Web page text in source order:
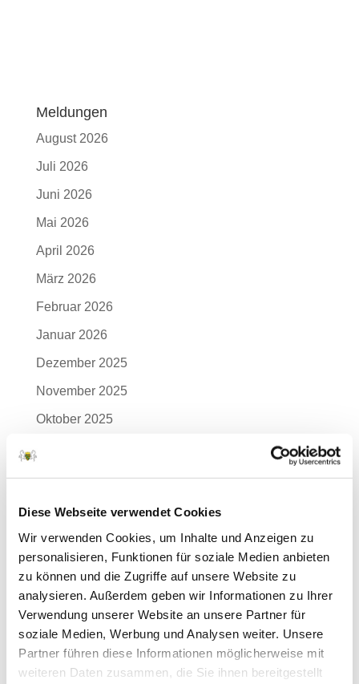
Diese Webseite verwendet Cookies
Wir verwenden Cookies, um Inhalte und Anzeigen zu
personalisieren, Funktionen für soziale Medien anbieten
zu können und die Zugriffe auf unsere Website zu
analysieren. Außerdem geben wir Informationen zu Ihrer
Verwendung unserer Website an unsere Partner für
soziale Medien, Werbung und Analysen weiter. Unsere
Partner führen diese Informationen möglicherweise mit
weiteren Daten zusammen, die Sie ihnen bereitgestellt
Meldungen
August 2026
Juli 2026
Juni 2026
Mai 2026
April 2026
März 2026
Februar 2026
Januar 2026
Dezember 2025
November 2025
Oktober 2025
August 2025
Juni 2025
Mai 2025
März 2025
Februar 2025
Januar 2025